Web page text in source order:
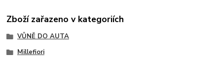
Zboží zařazeno v kategoriích
VŮNĚ DO AUTA
Millefiori